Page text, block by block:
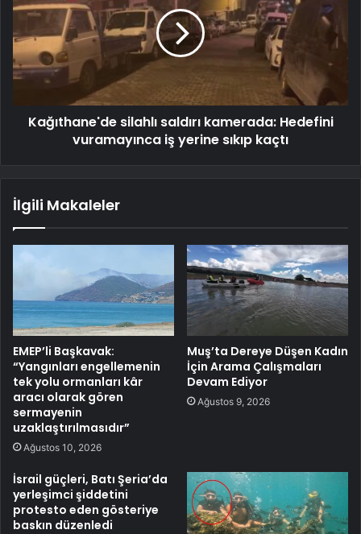
Kağıthane'de silahlı saldırı kamerada: Hedefini
vuramayınca iş yerine sıkıp kaçtı
İlgili Makaleler
EMEP’li Başkavak:
“Yangınları engellemenin
tek yolu ormanları kâr
aracı olarak gören
sermayenin
uzaklaştırılmasıdır”
Ağustos 10, 2026
Muş’ta Dereye Düşen Kadın
İçin Arama Çalışmaları
Devam Ediyor
Ağustos 9, 2026
İsrail güçleri, Batı Şeria’da
yerleşimci şiddetini
protesto eden gösteriye
baskın düzenledi